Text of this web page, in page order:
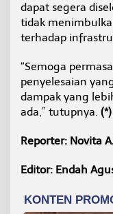
dapat segera
tidak
terhadap
“Semoga
penyelesaian
dampak yang
ada,” tutupnya. (*)
Reporter: Novita
Editor: Endah